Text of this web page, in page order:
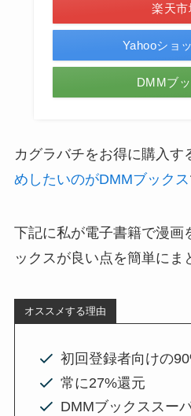
楽天市
Yahooショ
DMMブ
カグラバチをお得に購入す
めしたいのがDMMブックス
下記に私が電子書籍で漫画
ックスが良い点を簡単にま
オススメする理由
初回登録者向けの
常に27%還元
DMMブックススー